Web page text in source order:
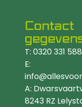
Contact
T: 0320 331 588
E:
A:
8243 RZ